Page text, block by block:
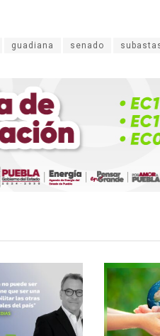
guadiana senado